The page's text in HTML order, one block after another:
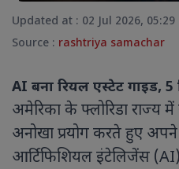
Updated at : 02 Jul 2026,
Source : rashtriya samachar
AI बना रियल एस्टेट गाइड,
अमेरिका के फ्लोरिडा राज्य
अनोखा प्रयोग करते हुए
आर्टिफिशियल इंटेलिजेंस (AI)